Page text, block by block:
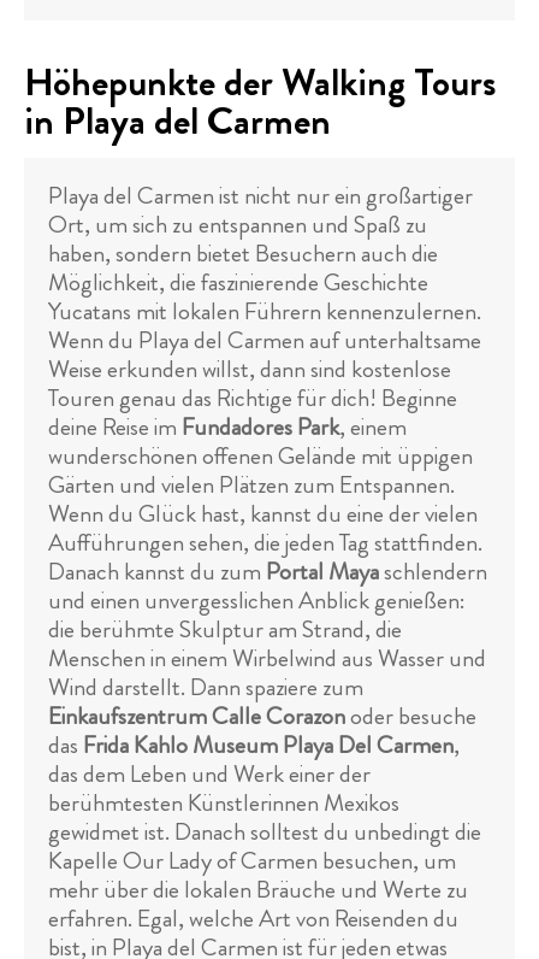
Höhepunkte der Walking Tours
in Playa del Carmen
Playa del Carmen ist nicht nur ein großartiger
Ort, um sich zu entspannen und Spaß zu
haben, sondern bietet Besuchern auch die
Möglichkeit, die faszinierende Geschichte
Yucatans mit lokalen Führern kennenzulernen.
Wenn du Playa del Carmen auf unterhaltsame
Weise erkunden willst, dann sind kostenlose
Touren genau das Richtige für dich! Beginne
deine Reise im Fundadores Park, einem
wunderschönen offenen Gelände mit üppigen
Gärten und vielen Plätzen zum Entspannen.
Wenn du Glück hast, kannst du eine der vielen
Aufführungen sehen, die jeden Tag stattfinden.
Danach kannst du zum Portal Mayaschlendern
und einen unvergesslichen Anblick genießen:
die berühmte Skulptur am Strand, die
Menschen in einem Wirbelwind aus Wasser und
Wind darstellt. Dann spaziere zum
Einkaufszentrum Calle Corazonoder besuche
das Frida Kahlo Museum Playa Del Carmen,
das dem Leben und Werk einer der
berühmtesten Künstlerinnen Mexikos
gewidmet ist. Danach solltest du unbedingt die
Kapelle Our Lady of Carmen besuchen, um
mehr über die lokalen Bräuche und Werte zu
erfahren. Egal, welche Art von Reisenden du
bist, in Playa del Carmen ist für jeden etwas